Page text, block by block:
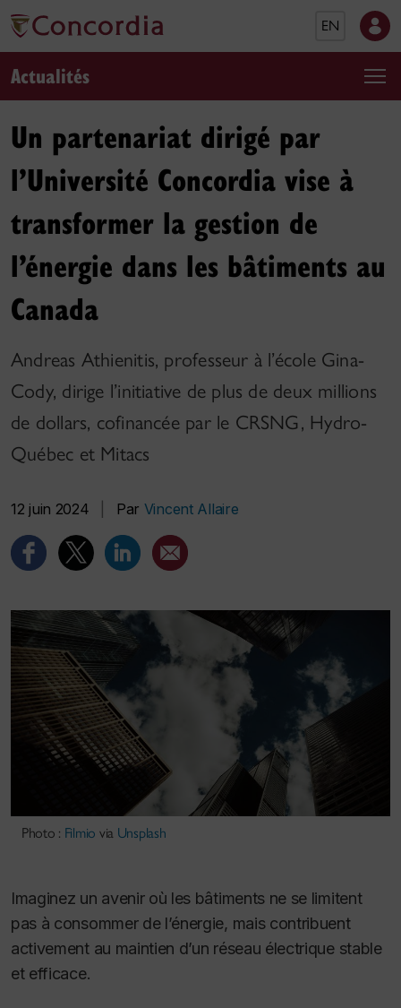
EN
Actualités
Un partenariat dirigé par
l’Université Concordia vise à
transformer la gestion de
l’énergie dans les bâtiments au
Canada
Andreas Athienitis, professeur à l’école Gina-
Cody, dirige l’initiative de plus de deux millions
de dollars, cofinancée par le CRSNG, Hydro-
Québec et Mitacs
12 juin 2024 Par Vincent Allaire
Photo : Filmio via Unsplash
Imaginez un avenir où les bâtiments ne se limitent
pas à consommer de l’énergie, mais contribuent
activement au maintien d’un réseau électrique stable
et efficace.